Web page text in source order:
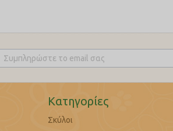
Κατηγορίες
Σκύλοι